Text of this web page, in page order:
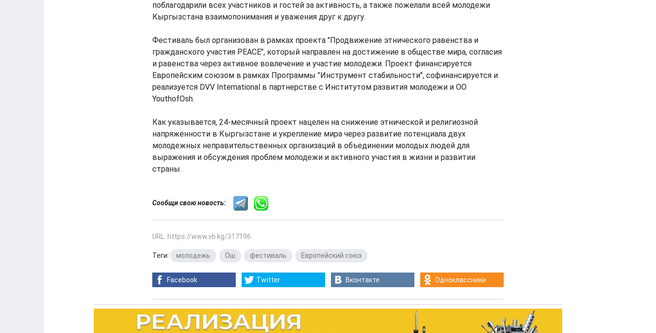
поблагодарили всех участников и гостей за активность, а также пожелали всей молодежи
Кыргызстана взаимопонимания и уважения друг к другу.
Фестиваль был организован в рамках проекта "Продвижение этнического равенства и
гражданского участия РЕАСЕ", который направлен на достижение в обществе мира, согласия
и равенства через активное вовлечение и участие молодежи. Проект финансируется
Европейским союзом в рамках Программы "Инструмент стабильности", софинансируется и
реализуется DVV International в партнерстве с Институтом развития молодежи и ОО
YouthofOsh.
Как указывается, 24-месячный проект нацелен на снижение этнической и религиозной
напряженности в Кыргызстане и укрепление мира через развитие потенциала двух
молодежных неправительственных организаций в объединении молодых людей для
выражения и обсуждения проблем молодежи и активного участия в жизни и развитии
страны.
Сообщи свою новость:
URL: https://www.vb.kg/317196
Теги: молодежь Ош фестиваль Европейский союз
Facebook Twitter Вконтакте Одноклассники